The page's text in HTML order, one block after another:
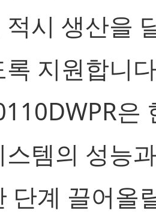
적시 생산을
록 지원합니
은
스템의 성능
단계 끌어올